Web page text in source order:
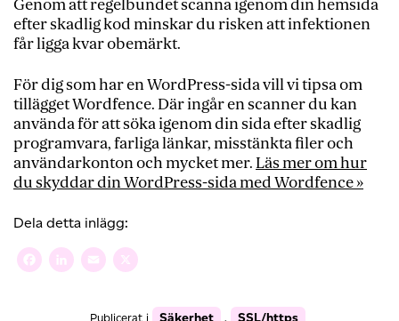
Genom att regelbundet scanna igenom din hemsida
efter skadlig kod minskar du risken att infektionen
får ligga kvar obemärkt.
För dig som har en WordPress-sida vill vi tipsa om
tillägget Wordfence. Där ingår en scanner du kan
använda för att söka igenom din sida efter skadlig
programvara, farliga länkar, misstänkta filer och
användarkonton och mycket mer.Läs mer om hur
du skyddar din WordPress-sida med Wordfence »
Dela detta inlägg:
Facebook
LinkedIn
Email
Publicerat i Säkerhet , SSL/https